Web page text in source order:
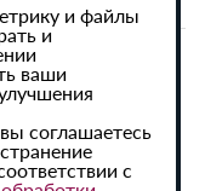
активная
и файлы
и
ваши
соглашаетесь
с